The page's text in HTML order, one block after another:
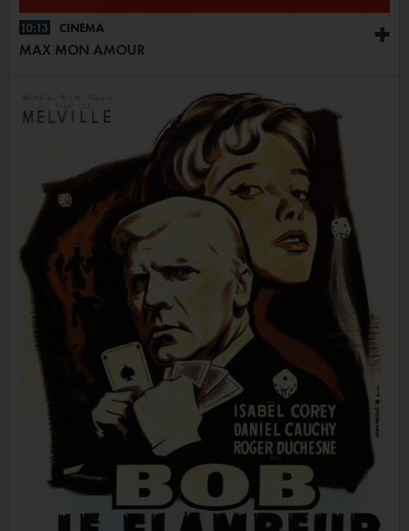
+
10:13 CINÉMA
MAX MON AMOUR